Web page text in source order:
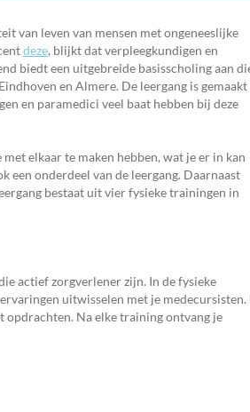
van leven van mensen met ongeneeslijke
deze, blijkt dat verpleegkundigen en
biedt een uitgebreide basisscholing aan
en Almere. De leergang is gemaakt
en paramedici veel baat hebben bij deze
elkaar te maken hebben, wat je er in kan
een onderdeel van de leergang. Daarnaast
bestaat uit vier fysieke trainingen in
actief zorgverlener zijn. In de fysieke
uitwisselen met je medecursisten.
opdrachten. Na elke training ontvang je